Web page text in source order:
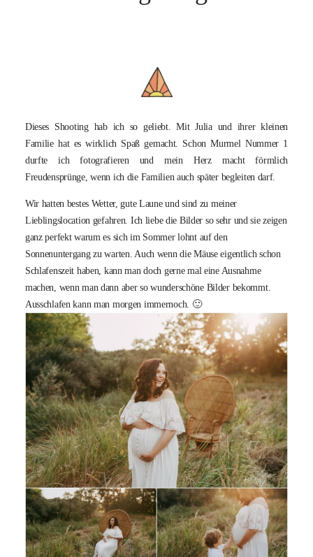
Dieses Shooting hab ich so geliebt. Mit Julia und ihrer kleinen
Familie hat es wirklich Spaß gemacht. Schon Murmel Nummer 1
durfte ich fotografieren und mein Herz macht förmlich
Freudensprünge, wenn ich die Familien auch später begleiten darf.
Wir hatten bestes Wetter, gute Laune und sind zu meiner
Lieblingslocation gefahren. Ich liebe die Bilder so sehr und sie zeigen
ganz perfekt warum es sich im Sommer lohnt auf den
Sonnenuntergang zu warten. Auch wenn die Mäuse eigentlich schon
Schlafenszeit haben, kann man doch gerne mal eine Ausnahme
machen, wenn man dann aber so wunderschöne Bilder bekommt.
Ausschlafen kann man morgen immernoch. 🙂